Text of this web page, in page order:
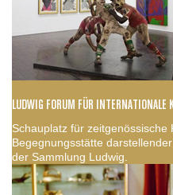
LUDWIG FORUM FÜR INTERNATIONALE
Schauplatz für zeitgenössische
Begegnungsstätte
der Sammlung Ludwig.